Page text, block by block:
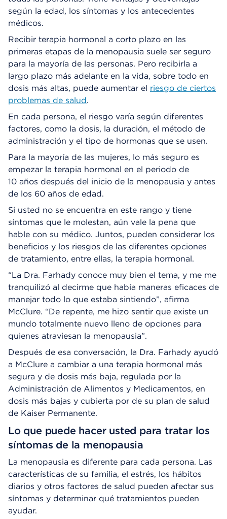
según la edad, los síntomas y los antecedentes
médicos.
Recibir terapia hormonal a corto plazo en las
primeras etapas de la menopausia suele ser seguro
para la mayoría de las personas. Pero recibirla a
largo plazo más adelante en la vida, sobre todo en
dosis más altas, puede aumentar el riesgo de ciertos
problemas de salud.
En cada persona, el riesgo varía según diferentes
factores, como la dosis, la duración, el método de
administración y el tipo de hormonas que se usen.
Para la mayoría de las mujeres, lo más seguro es
empezar la terapia hormonal en el periodo de
10 años después del inicio de la menopausia y antes
de los 60 años de edad.
Si usted no se encuentra en este rango y tiene
síntomas que le molestan, aún vale la pena que
hable con su médico. Juntos, pueden considerar los
beneficios y los riesgos de las diferentes opciones
de tratamiento, entre ellas, la terapia hormonal.
“La Dra. Farhady conoce muy bien el tema, y me me
tranquilizó al decirme que había maneras eficaces de
manejar todo lo que estaba sintiendo”, afirma
McClure. “De repente, me hizo sentir que existe un
mundo totalmente nuevo lleno de opciones para
quienes atraviesan la menopausia”.
Después de esa conversación, la Dra. Farhady ayudó
a McClure a cambiar a una terapia hormonal más
segura y de dosis más baja, regulada por la
Administración de Alimentos y Medicamentos, en
dosis más bajas y cubierta por de su plan de salud
de Kaiser Permanente.
Lo que puede hacer usted para tratar los
síntomas de la menopausia
La menopausia es diferente para cada persona. Las
características de su familia, el estrés, los hábitos
diarios y otros factores de salud pueden afectar sus
síntomas y determinar qué tratamientos pueden
ayudar.